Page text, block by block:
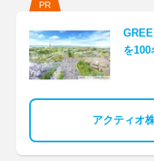
PR
を100
アクティオ